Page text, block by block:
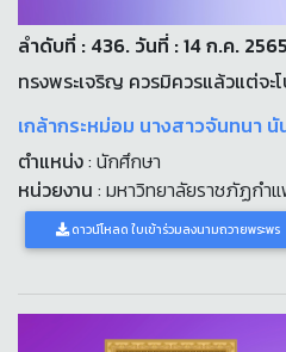
ลำดับที่ : 436. วันที่ : 14 ก.ค.
ทรงพระเจริญ ควรมิควรแล้วแต่จะ
เกล้ากระหม่อม นางสาวจันทนา นั
ตำแหน่ง: นักศึกษา
หน่วยงาน : มหาวิทยาลัยราชภัฏกำ
ดาวน์โหลด ใบเข้าร่วมลงนามถวายพระพร